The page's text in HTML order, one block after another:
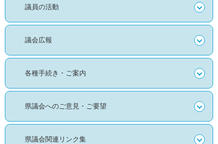
議員の活動
議会広報
各種手続き・ご案内
県議会へのご意見・ご要望
県議会関連リンク集